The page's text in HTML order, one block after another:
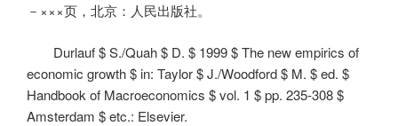
－×××页，北京：人民出版社。
Durlauf $ S./Quah $ D. $ 1999 $ The new empirics of
economic growth $ in: Taylor $ J./Woodford $ M. $ ed. $
Handbook of Macroeconomics $ vol. 1 $ pp. 235-308 $
Amsterdam $ etc.: Elsevier.